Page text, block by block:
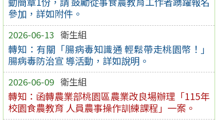
參加，詳如附件。
2026-06-13 衛生組
轉知：有關「腸病毒知識通 輕鬆帶走桃園幣！」
腸病毒防治宣 導活動，詳如說明。
2026-06-09 衛生組
轉知：函轉農業部桃園區農業改良場辦理「115年
校園食農教育 人員農事操作訓練課程」一案。